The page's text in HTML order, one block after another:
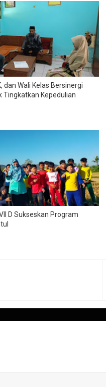
dan Wali Kelas Bersinergi
Tingkatkan Kepedulian
D Sukseskan Program